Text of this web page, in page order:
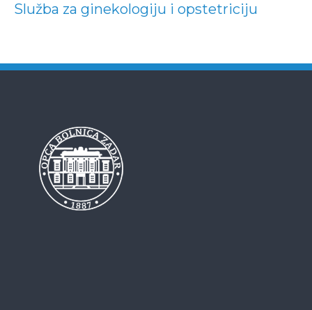
Služba za ginekologiju i opstetriciju